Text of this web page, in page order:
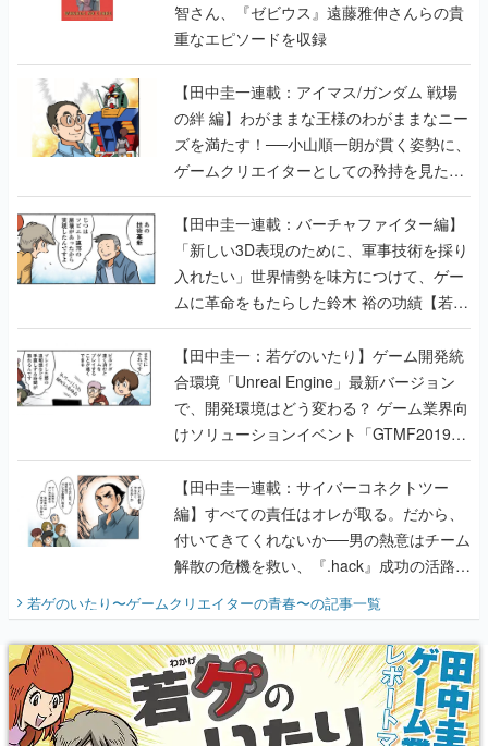
智さん、『ゼビウス』遠藤雅伸さんらの貴
重なエピソードを収録
【田中圭一連載：アイマス/ガンダム 戦場
の絆 編】わがままな王様のわがままなニー
ズを満たす！──小山順一朗が貫く姿勢に、
ゲームクリエイターとしての矜持を見た
【若ゲのいたり最終回】
【田中圭一連載：バーチャファイター編】
「新しい3D表現のために、軍事技術を採り
入れたい」世界情勢を味方につけて、ゲー
ムに革命をもたらした鈴木 裕の功績【若ゲ
のいたり】
【田中圭一：若ゲのいたり】ゲーム開発統
合環境「Unreal Engine」最新バージョン
で、開発環境はどう変わる？ ゲーム業界向
けソリューションイベント「GTMF2019」
に行って、より理解を深めよう【PR】
【田中圭一連載：サイバーコネクトツー
編】すべての責任はオレが取る。だから、
付いてきてくれないか──男の熱意はチーム
解散の危機を救い、『.hack』成功の活路を
開く。業界の快男児・松山 洋に流れる血は
『少年ジャンプ』色だった【若ゲのいた
り】
若ゲのいたり〜ゲームクリエイターの青春〜の記事一覧